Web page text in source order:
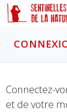
Connectez-
et de votre
Panneau de